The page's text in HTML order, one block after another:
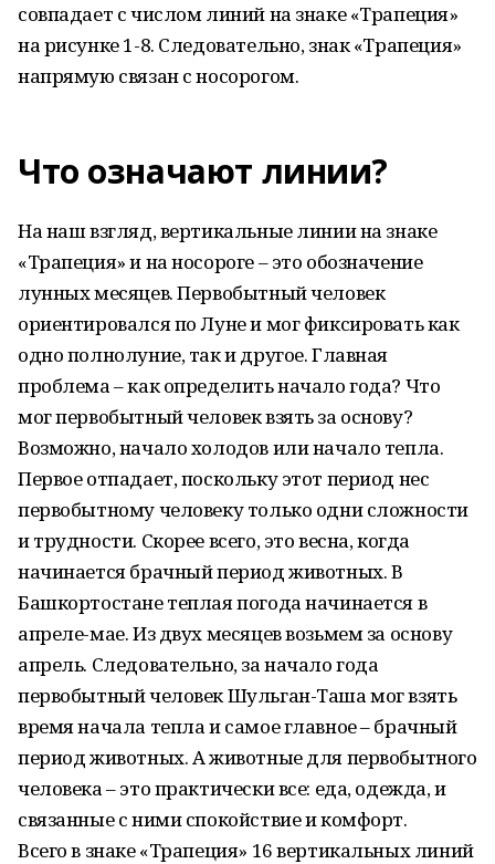
совпадает с числом линий на знаке «Трапеция»
на рисунке 1-8. Следовательно, знак «Трапеция»
напрямую связан с носорогом.
Что означают линии?
На наш взгляд, вертикальные линии на знаке
«Трапеция» и на носороге – это обозначение
лунных месяцев. Первобытный человек
ориентировался по Луне и мог фиксировать как
одно полнолуние, так и другое. Главная
проблема – как определить начало года? Что
мог первобытный человек взять за основу?
Возможно, начало холодов или начало тепла.
Первое отпадает, поскольку этот период нес
первобытному человеку только одни сложности
и трудности. Скорее всего, это весна, когда
начинается брачный период животных. В
Башкортостане теплая погода начинается в
апреле-мае. Из двух месяцев возьмем за основу
апрель. Следовательно, за начало года
первобытный человек Шульган-Таша мог взять
время начала тепла и самое главное – брачный
период животных. А животные для первобытного
человека – это практически все: еда, одежда, и
связанные с ними спокойствие и комфорт.
Всего в знаке «Трапеция» 16 вертикальных линий